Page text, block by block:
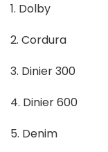
1. Dolby
2. Cordura
3. Dinier 300
4. Dinier 600
5. Denim